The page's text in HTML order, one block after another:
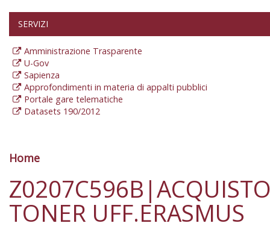
SERVIZI
Amministrazione Trasparente
U-Gov
Sapienza
Approfondimenti in materia di appalti pubblici
Portale gare telematiche
Datasets 190/2012
Tu sei qui
Home
TONER UFF.ERASMUS